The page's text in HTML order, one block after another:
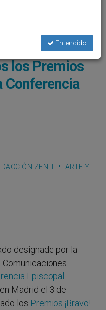
Conferencia Episcopal Española
los Premios
Conferencia
ZENIT
ARTE Y
designado por la
Comunicaciones
Episcopal
Madrid el 3 de
los Premios ¡Bravo!
Entendido